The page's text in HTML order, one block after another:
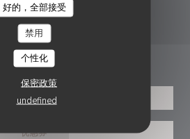
好的，全部接受
禁用
个性化
保密政策
undefined
06 60 39 09 01
预订
预订餐位
优惠券